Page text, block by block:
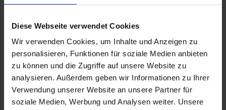
Diese Webseite verwendet Cookies
Wir verwenden Cookies, um Inhalte und Anzeigen zu
personalisieren, Funktionen für soziale Medien anbieten
zu können und die Zugriffe auf unsere Website zu
analysieren. Außerdem geben wir Informationen zu Ihrer
Verwendung unserer Website an unsere Partner für
soziale Medien, Werbung und Analysen weiter. Unsere
47,60 €pro 1 Stück
zzgl. 19% MwSt.
3
BAT Pro PowerPress Typ 400
blau / 10 kg